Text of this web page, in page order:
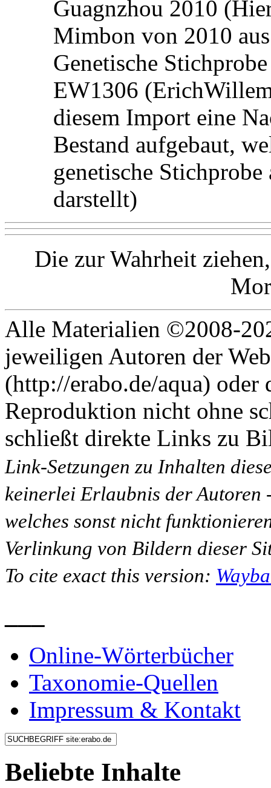
Guagnzhou 2010
Mimbon von 2010
Genetische
EW1306
diesem Import eine
Bestand aufgebaut,
genetische
darstellt)
Die zur Wahrheit
Alle Materialien ©2008-
jeweiligen Autoren der
(http://erabo.de/aqua) oder
Reproduktion nicht ohne
schließt direkte Links zu
Link-Setzungen zu Inhalten
keinerlei Erlaubnis der Autoren
welches sonst nicht
Verlinkung von Bildern dieser
To cite exact this version:
Online-Wörterbücher
Taxonomie-Quellen
Impressum & Kontakt
Beliebte Inhalte